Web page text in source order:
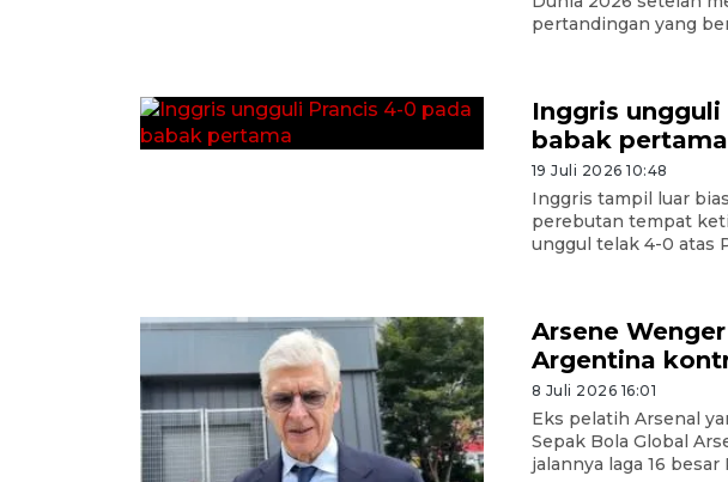
pertandingan yang
Inggris ungguli
babak pertama
19 Juli 2026 10:48
Inggris tampil luar
perebutan tempat
unggul telak 4-0 atas
Arsene
Argentina
8 Juli 2026 16:01
Eks pelatih Arsenal
Sepak Bola Global
jalannya laga 16 besar